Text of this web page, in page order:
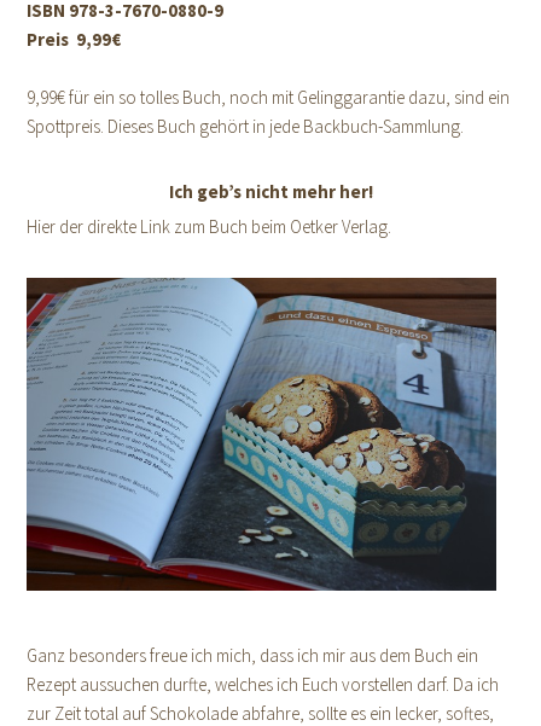
ISBN 978-3-7670-0880-9
Preis 9,99€
9,99€ für ein so tolles Buch, noch mit Gelinggarantie dazu, sind ein
Spottpreis. Dieses Buch gehört in jede Backbuch-Sammlung.
Ich geb’s nicht mehr her!
Hier der direkte Link zum Buch beim Oetker Verlag.
Ganz besonders freue ich mich, dass ich mir aus dem Buch ein
Rezept aussuchen durfte, welches ich Euch vorstellen darf. Da ich
zur Zeit total auf Schokolade abfahre, sollte es ein lecker, softes,